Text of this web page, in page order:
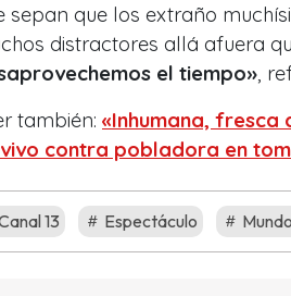
sepan que los extraño
distractores allá afuera
el tiempo» ,
también: «Inhumana, fresca
contra pobladora en
13 Espectáculo